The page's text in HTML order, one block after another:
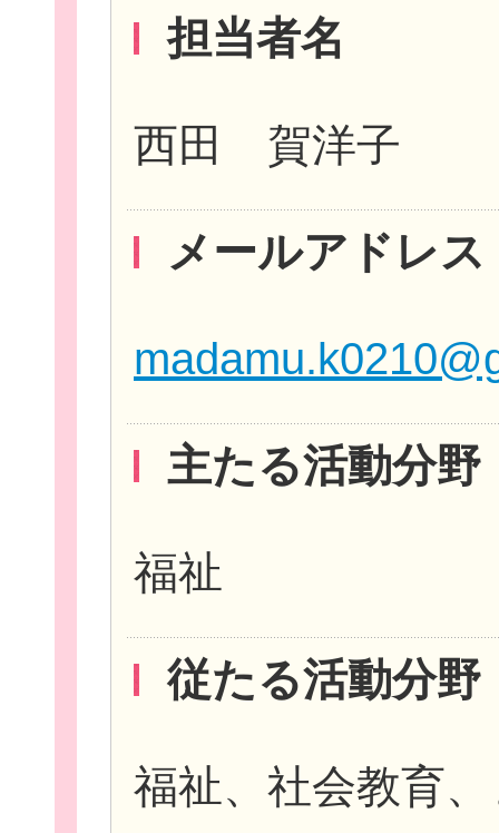
企業・
無料新規
担当者名
西田 賀洋子
メールアドレス
主たる活動分野
福祉
従たる活動分野
福祉、社会教育